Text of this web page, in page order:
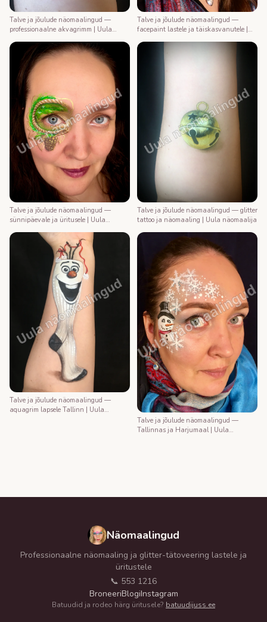
Talve ja jõulude näomaalingud —
professionaalne akvagrimm | Uula
Talve ja jõulude näomaalingud —
facepaint lastele ja täiskasvanutele |
Talve ja jõulude näomaalingud —
sünnipäevale ja üritusele | Uula
Talve ja jõulude näomaalingud — glitter
tattoo ja näomaaling | Uula näomaalija
Talve ja jõulude näomaalingud —
aquagrim lapsele Tallinn | Uula
Talve ja jõulude näomaalingud —
Tallinnas ja Harjumaal | Uula
Näomaalingud
Professionaalne näomaaling ja glitter-tätoveering lastele ja
üritustele
📞 553 1216
BroneeriBlogiInstagram
Batuudid ja rodeo härg üritusele? batuudijuss.ee